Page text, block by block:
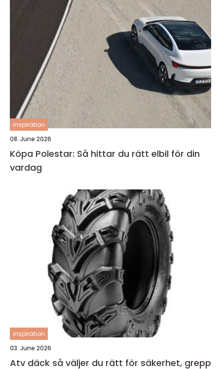
inspiration
08. June 2026
Köpa Polestar: Så hittar du rätt elbil för din
vardag
inspiration
03. June 2026
Atv däck så väljer du rätt för säkerhet, grepp